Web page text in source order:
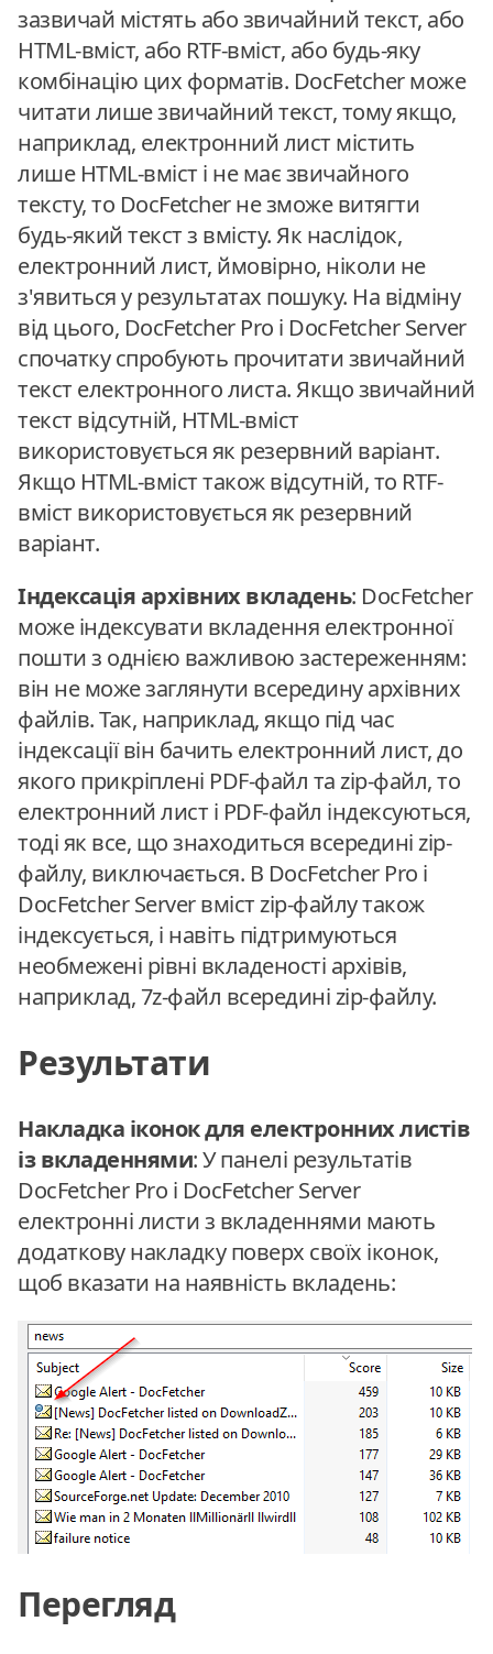
зазвичай містять або звичайний текст, або
HTML-вміст, або RTF-вміст, або будь-яку
комбінацію цих форматів. DocFetcher може
читати лише звичайний текст, тому якщо,
наприклад, електронний лист містить
лише HTML-вміст і не має звичайного
тексту, то DocFetcher не зможе витягти
будь-який текст з вмісту. Як наслідок,
електронний лист, ймовірно, ніколи не
з'явиться у результатах пошуку. На відміну
від цього, DocFetcher Pro і DocFetcher Server
спочатку спробують прочитати звичайний
текст електронного листа. Якщо звичайний
текст відсутній, HTML-вміст
використовується як резервний варіант.
Якщо HTML-вміст також відсутній, то RTF-
вміст використовується як резервний
варіант.
Індексація архівних вкладень: DocFetcher
може індексувати вкладення електронної
пошти з однією важливою застереженням:
він не може заглянути всередину архівних
файлів. Так, наприклад, якщо під час
індексації він бачить електронний лист, до
якого прикріплені PDF-файл та zip-файл, то
електронний лист і PDF-файл індексуються,
тоді як все, що знаходиться всередині zip-
файлу, виключається. В DocFetcher Pro і
DocFetcher Server вміст zip-файлу також
індексується, і навіть підтримуються
необмежені рівні вкладеності архівів,
наприклад, 7z-файл всередині zip-файлу.
Результати
Накладка іконок для електронних листів
із вкладеннями: У панелі результатів
DocFetcher Pro і DocFetcher Server
електронні листи з вкладеннями мають
додаткову накладку поверх своїх іконок,
щоб вказати на наявність вкладень:
Перегляд